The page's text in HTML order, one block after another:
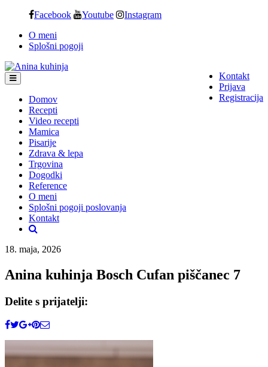
content
Facebook Youtube Instagram
O meni
Splošni pogoji
Kontakt
Prijava
Registracija
Domov
Recepti
Video recepti
Mamica
Pisarije
Zdrava & lepa
Trgovina
Dogodki
Reference
O meni
Splošni pogoji poslovanja
Kontakt
18. maja, 2026
Anina kuhinja Bosch Cufan piščanec 7
Delite s prijatelji: